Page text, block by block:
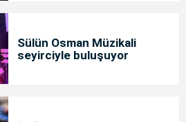
Sülün Osman Müzikali
seyirciyle buluşuyor